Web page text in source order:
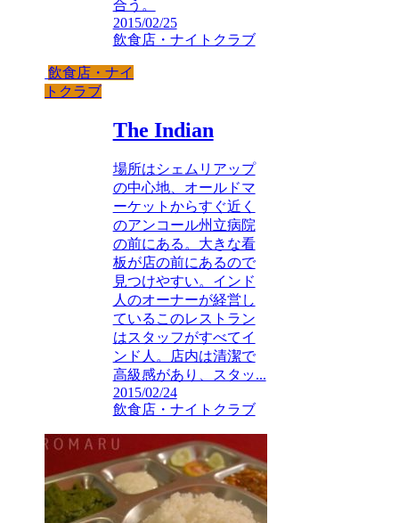
合う。
2015/02/25
飲食店・ナイトクラブ
飲食店・ナイ
トクラブ
The Indian
場所はシェムリアップ
の中心地、オールドマ
ーケットからすぐ近く
のアンコール州立病院
の前にある。大きな看
板が店の前にあるので
見つけやすい。インド
人のオーナーが経営し
ているこのレストラン
はスタッフがすべてイ
ンド人。店内は清潔で
高級感があり、スタッ...
2015/02/24
飲食店・ナイトクラブ